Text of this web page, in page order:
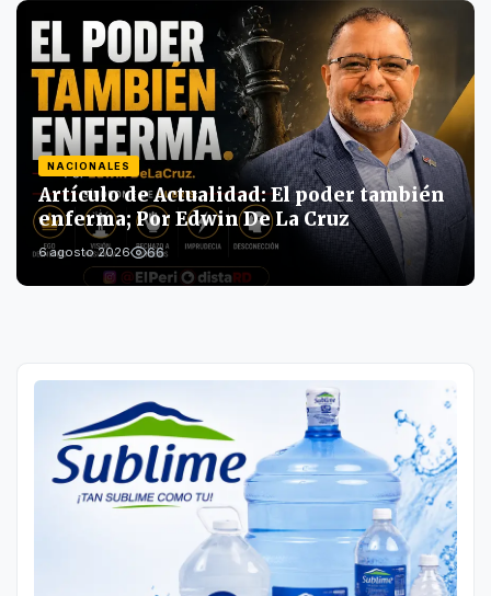
NACIONALES
Artículo de Actualidad: El poder también
enferma; Por Edwin De La Cruz
6 agosto 2026 66